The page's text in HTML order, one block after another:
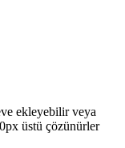
ekleyebilir veya
üstü çözünürler